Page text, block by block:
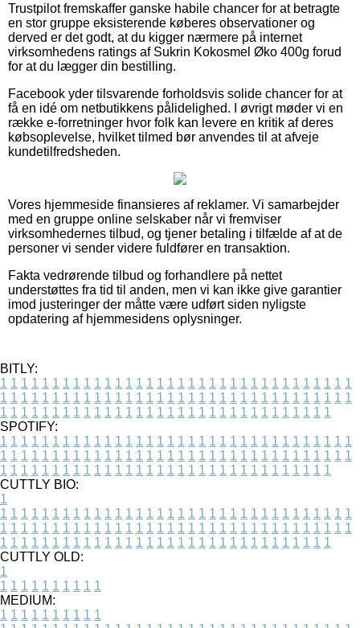
Trustpilot fremskaffer ganske habile chancer for at betragte
en stor gruppe eksisterende køberes observationer og
derved er det godt, at du kigger nærmere på internet
virksomhedens ratings af Sukrin Kokosmel Øko 400g forud
for at du lægger din bestilling.
Facebook yder tilsvarende forholdsvis solide chancer for at
få en idé om netbutikkens pålidelighed. I øvrigt møder vi en
række e-forretninger hvor folk kan levere en kritik af deres
købsoplevelse, hvilket tilmed bør anvendes til at afveje
kundetilfredsheden.
Vores hjemmeside finansieres af reklamer. Vi samarbejder
med en gruppe online selskaber når vi fremviser
virksomhedernes tilbud, og tjener betaling i tilfælde af at de
personer vi sender videre fuldfører en transaktion.
Fakta vedrørende tilbud og forhandlere på nettet
understøttes fra tid til anden, men vi kan ikke give garantier
imod justeringer der måtte være udført siden nyligste
opdatering af hjemmesidens oplysninger.
BITLY:
1 1 1 1 1 1 1 1 1 1 1 1 1 1 1 1 1 1 1 1 1 1 1 1 1 1 1 1 1 1 1 1 1 1
1 1 1 1 1 1 1 1 1 1 1 1 1 1 1 1 1 1 1 1 1 1 1 1 1 1 1 1 1 1 1 1 1 1
1 1 1 1 1 1 1 1 1 1 1 1 1 1 1 1 1 1 1 1 1 1 1 1 1 1 1 1 1 1 1 1
SPOTIFY:
1 1 1 1 1 1 1 1 1 1 1 1 1 1 1 1 1 1 1 1 1 1 1 1 1 1 1 1 1 1 1 1 1 1
1 1 1 1 1 1 1 1 1 1 1 1 1 1 1 1 1 1 1 1 1 1 1 1 1 1 1 1 1 1 1 1 1 1
1 1 1 1 1 1 1 1 1 1 1 1 1 1 1 1 1 1 1 1 1 1 1 1 1 1 1 1 1 1 1 1
CUTTLY BIO:
1
1 1 1 1 1 1 1 1 1 1 1 1 1 1 1 1 1 1 1 1 1 1 1 1 1 1 1 1 1 1 1 1 1 1
1 1 1 1 1 1 1 1 1 1 1 1 1 1 1 1 1 1 1 1 1 1 1 1 1 1 1 1 1 1 1 1 1 1
1 1 1 1 1 1 1 1 1 1 1 1 1 1 1 1 1 1 1 1 1 1 1 1 1 1 1 1 1 1 1 1
CUTTLY OLD:
1
1 1 1 1 1 1 1 1 1 1
MEDIUM:
1 1 1 1 1 1 1 1 1 1